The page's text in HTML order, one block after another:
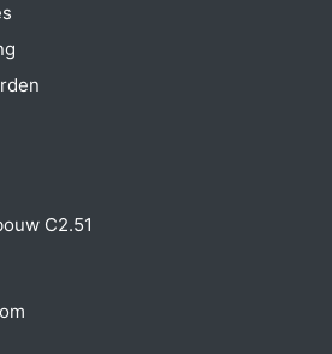
C2.51